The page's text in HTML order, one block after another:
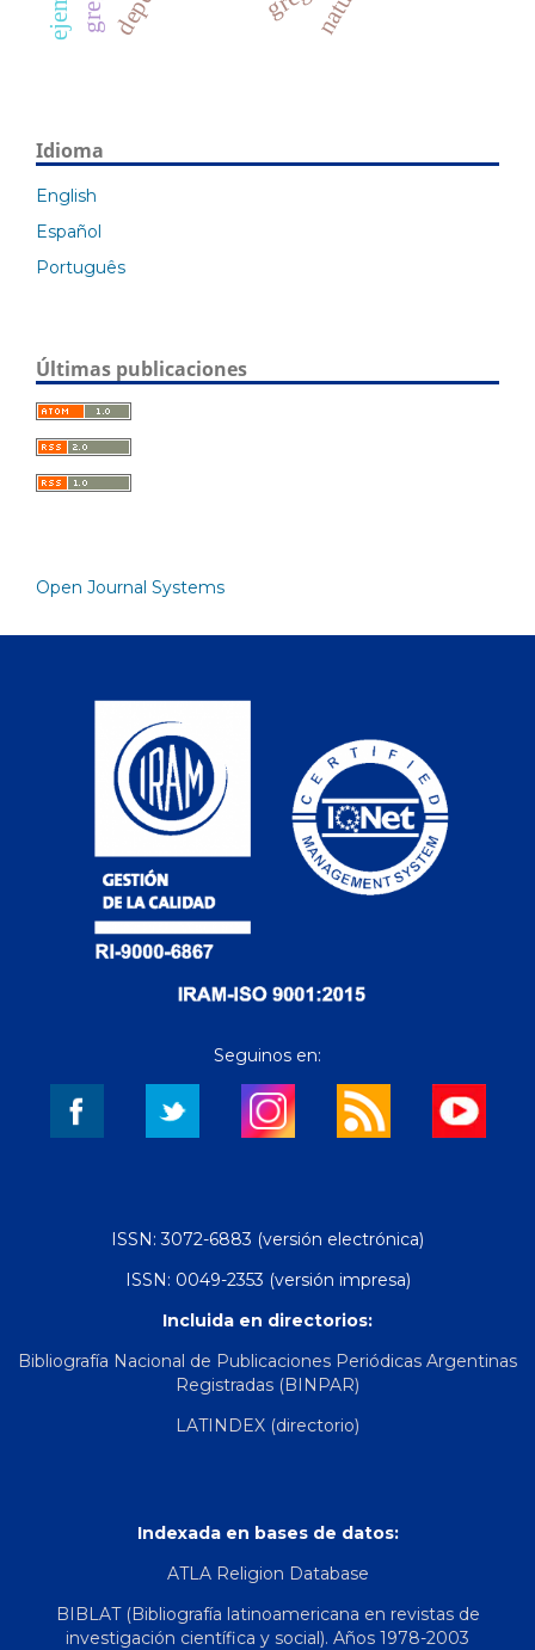
Idioma
English
Español
Português
Últimas publicaciones
Open Journal Systems
Seguinos en:
ISSN: 3072-6883 (versión electrónica)
ISSN: 0049-2353 (versión impresa)
Incluida en directorios:
Bibliografía Nacional de Publicaciones Periódicas Argentinas
Registradas (BINPAR)
LATINDEX (directorio)
Indexada en bases de datos:
ATLA Religion Database
BIBLAT (Bibliografía latinoamericana en revistas de
investigación científica y social). Años 1978-2003